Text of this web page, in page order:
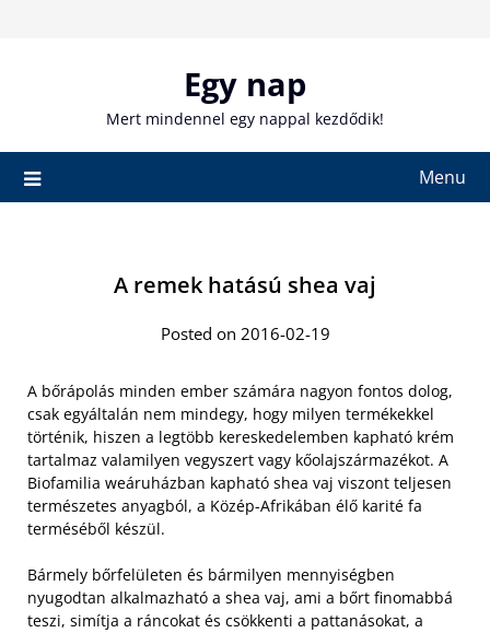
Egy nap
Mert mindennel egy nappal kezdődik!
Menu
A remek hatású shea vaj
Posted on 2016-02-19
A bőrápolás minden ember számára nagyon fontos dolog,
csak egyáltalán nem mindegy, hogy milyen termékekkel
történik, hiszen a legtöbb kereskedelemben kapható krém
tartalmaz valamilyen vegyszert vagy kőolajszármazékot. A
Biofamilia weáruházban kapható shea vaj viszont teljesen
természetes anyagból, a Közép-Afrikában élő karité fa
terméséből készül.
Bármely bőrfelületen és bármilyen mennyiségben
nyugodtan alkalmazható a shea vaj, ami a bőrt finomabbá
teszi, simítja a ráncokat és csökkenti a pattanásokat, a